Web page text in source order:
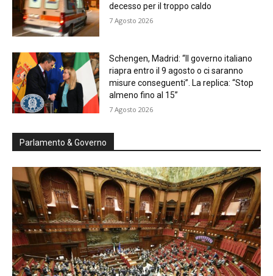
decesso per il troppo caldo
7 Agosto 2026
Schengen, Madrid: “Il governo italiano
riapra entro il 9 agosto o ci saranno
misure conseguenti”. La replica: “Stop
almeno fino al 15”
7 Agosto 2026
Parlamento & Governo